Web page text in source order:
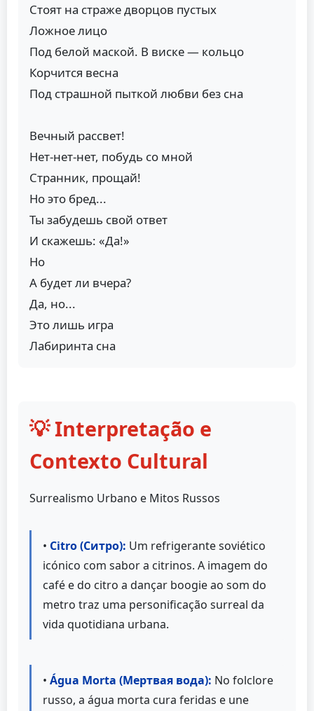
Стоят на страже дворцов пустых
Ложное лицо
Под белой маской. В виске — кольцо
Корчится весна
Под страшной пыткой любви без сна
Вечный рассвет!
Нет-нет-нет, побудь со мной
Странник, прощай!
Но это бред...
Ты забудешь свой ответ
И скажешь: «Да!»
Но
А будет ли вчера?
Да, но...
Это лишь игра
Лабиринта сна
💡 Interpretação e
Contexto Cultural
Surrealismo Urbano e Mitos Russos
• Citro (Ситро): Um refrigerante soviético
icónico com sabor a citrinos. A imagem do
café e do citro a dançar boogie ao som do
metro traz uma personificação surreal da
vida quotidiana urbana.
• Água Morta (Мертвая вода): No folclore
russo, a água morta cura feridas e une